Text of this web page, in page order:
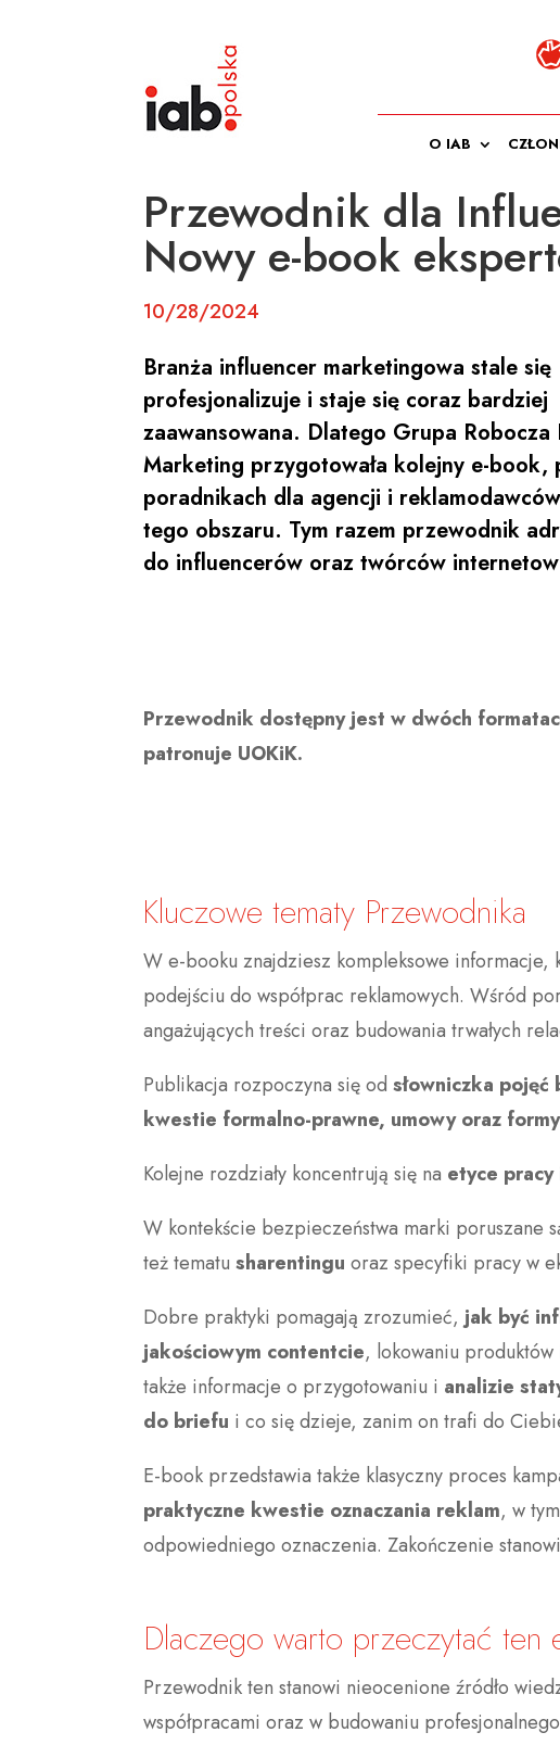
O IAB
Przewodnik dla
Nowy e-book
10/28/2024
Branża influencer marketingowa stale się
profesjonalizuje i staje się coraz bardziej
zaawansowana. Dlatego Grupa Robocza
Marketing przygotowała kolejny e-book,
poradnikach dla agencji i
tego obszaru. Tym razem przewodnik
do influencerów oraz twórców
Przewodnik dostępny jest w dwóch
patronuje UOKiK.
Kluczowe tematy Przewodnika
W e-booku znajdziesz kompleksowe
podejściu do współprac reklamowych. Wśród
angażujących treści oraz budowania trwałych
Publikacja rozpoczyna się od słowniczka pojęć
kwestie formalno-prawne, umowy oraz
Kolejne rozdziały koncentrują się na etyce
W kontekście bezpieczeństwa marki poruszane
też tematu sharentingu oraz specyfiki pracy w
Dobre praktyki pomagają zrozumieć, jak być
jakościowym contentcie, lokowaniu produktów
także informacje o przygotowaniu i analizie
do briefu i co się dzieje, zanim on trafi do
E-book przedstawia także klasyczny proces
praktyczne kwestie oznaczania reklam, w
odpowiedniego oznaczenia. Zakończenie
Dlaczego warto przeczytać ten
Przewodnik ten stanowi nieocenione źródło
współpracami oraz w budowaniu